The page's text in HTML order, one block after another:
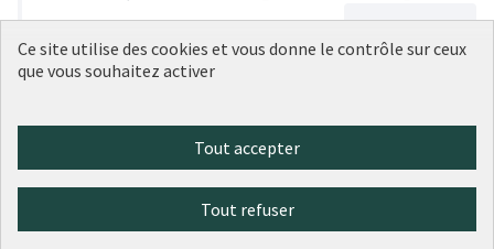
10 000 €
Résultats par page :
3 … 20
Ce site utilise des cookies et vous donne le contrôle sur ceux
que vous souhaitez activer
Tout accepter
Tout refuser